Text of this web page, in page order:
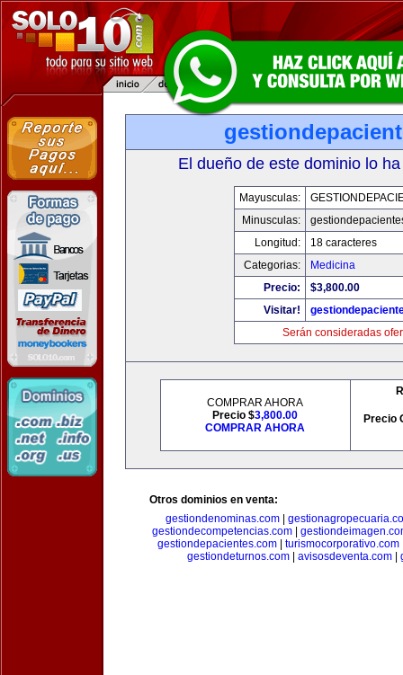
El dueño de este dominio lo
Mayusculas:
Minusculas:
Longitud:
18 caracteres
Categorias:
Medicina
Precio:
$3,800.00
Visitar!
Serán consideradas
COMPRAR AHORA
Precio $3,800.00
COMPRAR AHORA
Precio
Otros dominios en venta:
gestiondenominas.com|
gestiondecompetencias.com|
gestiondepacientes.com| turismocorporativo.com
gestiondeturnos.com| avisosdeventa.com|